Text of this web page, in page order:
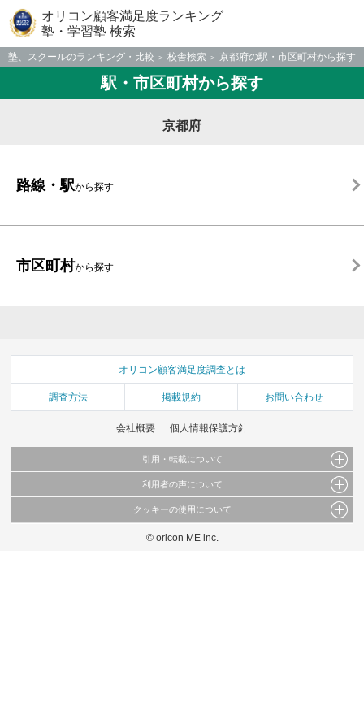
オリコン顧客満足度ランキング
塾・学習塾 検索
塾、スクールのランキング・比較 校舎検索 京都府の駅・市区町村から探す
駅・市区町村から探す
京都府
路線・駅から探す
市区町村から探す
オリコン顧客満足度調査とは
調査方法 掲載規約 お問い合わせ
会社概要 個人情報保護方針
引用・転載について
当サイトで公開されている情報（文字、写真、イラスト、画像データ等）及びこれらの配
これらの情報を権利者の許可なく無断転載・複製などの二次利用を行うことは固く禁じて
利用者の声について
当サイトに掲載している内容はすべてサービスの利用者が提出された見解・感想です。
弊社の見解・ 意見ではないことをご理解いただいた上でご覧ください。
クッキーの使用について
このサイトでは Cookie を使用して、ユーザーに合わせたコンテンツや広告の表示、ソー
© oricon ME inc.